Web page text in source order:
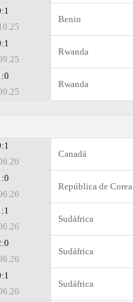
Benin
Rwanda
Rwanda
Canadá
República de Corea
Sudáfrica
Sudáfrica
Sudáfrica